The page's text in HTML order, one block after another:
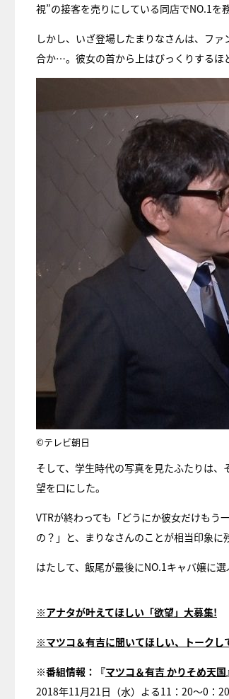
視”の接客を売りにしている同店でNO.1を
しかし、いざ登場したまりなさんは、フ
合か…。彼女の首から上はびっくりするほ
©テレビ朝日
そして、学生時代の写真を見たふたりは
望を口にした。
VTRが終わっても「どうにか彼女だけも
の？」と、まりなさんのことが相当印象に
はたして、飯尾が最後にNO.1キャバ嬢に
※アナタが叶えてほしい「欲望」大募集!
※マツコ＆有吉に聞いてほしい、トークし
※番組情報：『マツコ＆有吉 かりそめ天国
2018年11月21日（水）よる11：20〜0：